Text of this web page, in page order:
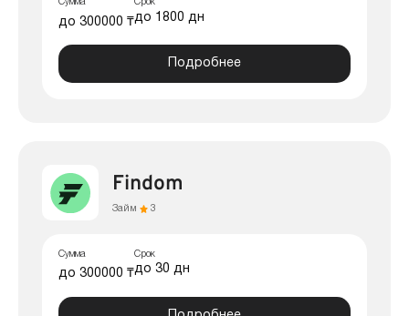
Сумма
до 300000 ₸
Срок
до 1800 дн
Подробнее
Findom
Займ 3
Сумма
до 300000 ₸
Срок
до 30 дн